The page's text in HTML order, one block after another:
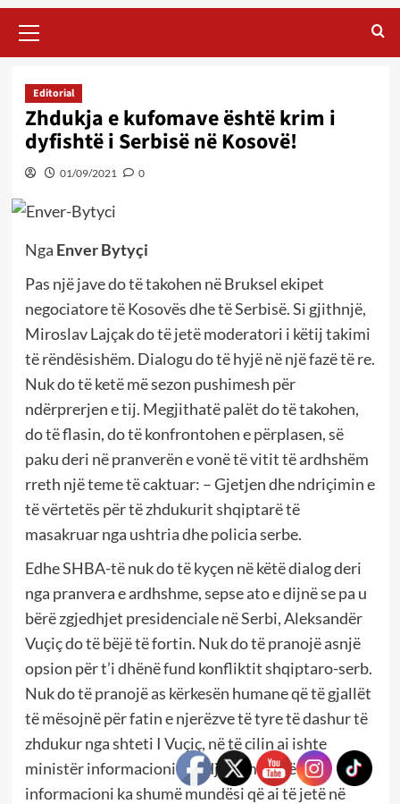
Menu
Editorial
Zhdukja e kufomave është krim i
dyfishtë i Serbisë në Kosovë!
01/09/2021 0
Nga Enver Bytyçi
Pas një jave do të takohen në Bruksel ekipet
negociatore të Kosovës dhe të Serbisë. Si gjithnjë,
Miroslav Lajçak do të jetë moderatori i këtij takimi
të rëndësishëm. Dialogu do të hyjë në një fazë të re.
Nuk do të ketë më sezon pushimesh për
ndërprerjen e tij. Megjithatë palët do të takohen,
do të flasin, do të konfrontohen e përplasen, së
paku deri në pranverën e vonë të vitit të ardhshëm
rreth një teme të caktuar: – Gjetjen dhe ndriçimin e
të vërtetës për të zhdukurit shqiptarë të
masakruar nga ushtria dhe policia serbe.
Edhe SHBA-të nuk do të kyçen në këtë dialog deri
nga pranvera e ardhshme, sepse ato e dijnë se pa u
bërë zgjedhjet presidenciale në Serbi, Aleksandër
Vuçiç do të bëjë të fortin. Nuk do të pranojë asnjë
opsion për t’i dhënë fund konfliktit shqiptaro-serb.
Nuk do të pranojë as kërkesën humane që të gjallët
të mësojnë për fatin e njerëzve të tyre të dashur të
zhdukur nga shteti I Vuçiç, në të cilin ai ishte
ministër informacioni. Madje si ministër
informacioni ka shumë mundësi që ai të jetë në